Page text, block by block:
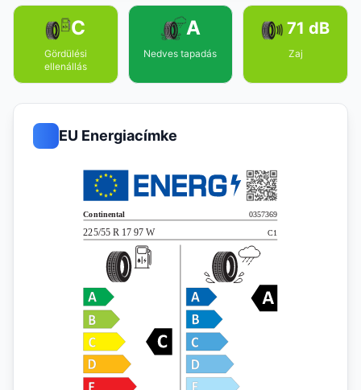
C
Gördülési
ellenállás
A
Nedves tapadás
71 dB
Zaj
EU Energiacímke